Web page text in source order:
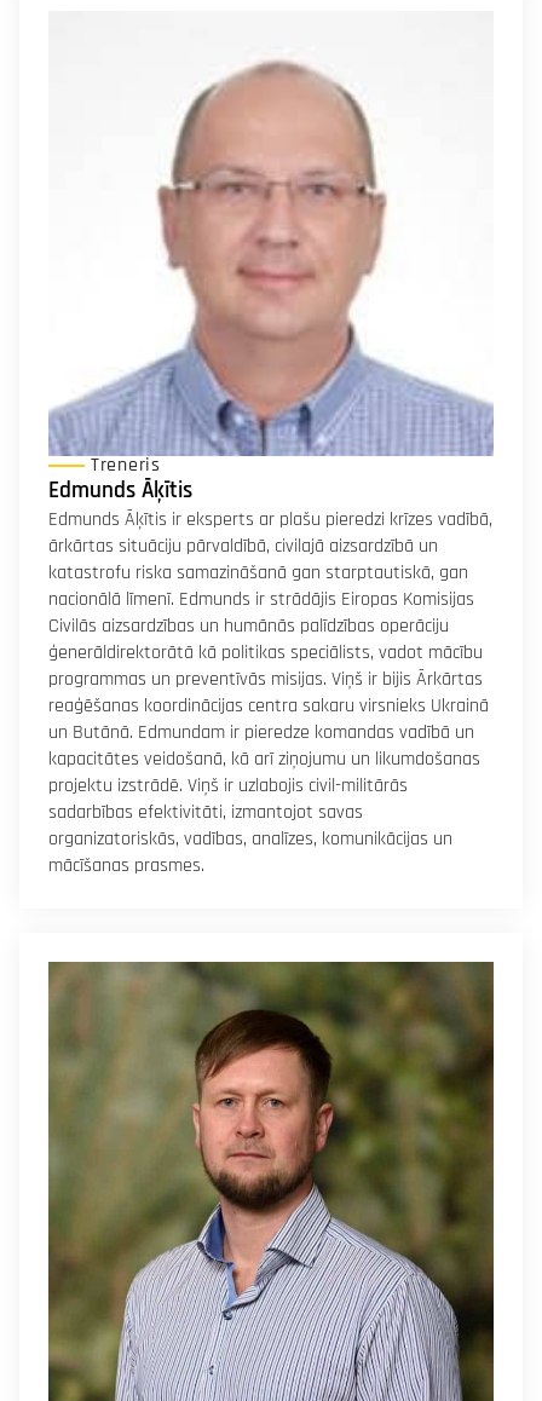
Treneris
Edmunds Āķītis
Edmunds Āķītis ir eksperts ar plašu pieredzi krīzes vadībā,
ārkārtas situāciju pārvaldībā, civilajā aizsardzībā un
katastrofu riska samazināšanā gan starptautiskā, gan
nacionālā līmenī. Edmunds ir strādājis Eiropas Komisijas
Civilās aizsardzības un humānās palīdzības operāciju
ģenerāldirektorātā kā politikas speciālists, vadot mācību
programmas un preventīvās misijas. Viņš ir bijis Ārkārtas
reaģēšanas koordinācijas centra sakaru virsnieks Ukrainā
un Butānā. Edmundam ir pieredze komandas vadībā un
kapacitātes veidošanā, kā arī ziņojumu un likumdošanas
projektu izstrādē. Viņš ir uzlabojis civil-militārās
sadarbības efektivitāti, izmantojot savas
organizatoriskās, vadības, analīzes, komunikācijas un
mācīšanas prasmes.